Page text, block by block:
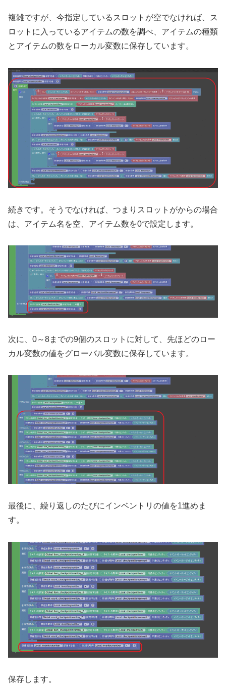
複雑ですが、今指定しているスロットが空でなければ、ス
ロットに入っているアイテムの数を調べ、アイテムの種類
とアイテムの数をローカル変数に保存しています。
続きです。そうでなければ、つまりスロットがからの場合
は、アイテム名を空、アイテム数を0で設定します。
次に、0～8までの9個のスロットに対して、先ほどのロー
カル変数の値をグローバル変数に保存しています。
最後に、繰り返しのたびにインベントリの値を1進めま
す。
保存します。